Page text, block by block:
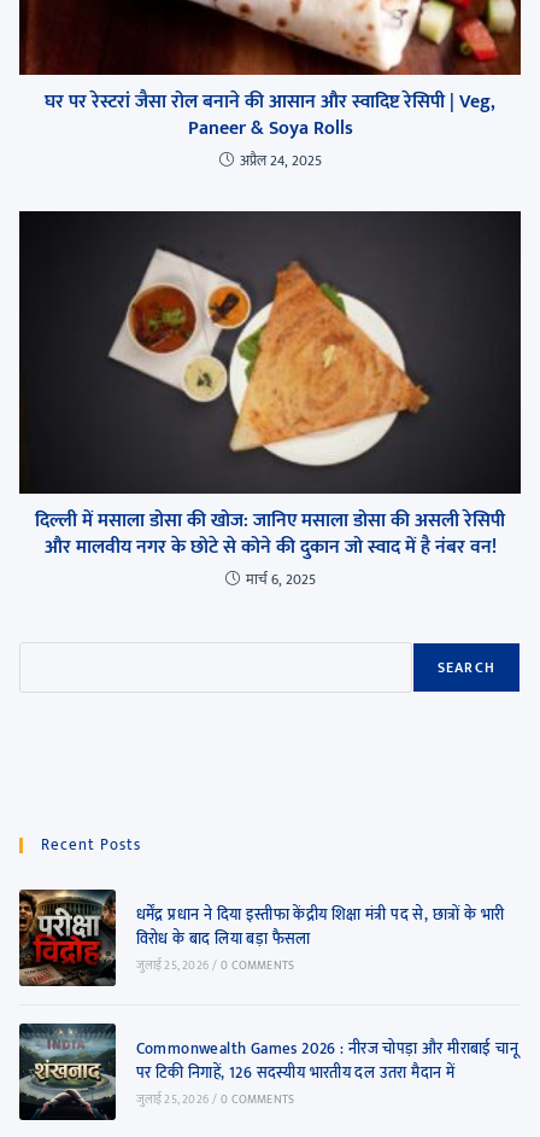
घर पर रेस्टरां जैसा रोल बनाने की आसान और स्वादिष्ट रेसिपी | Veg,
Paneer & Soya Rolls
अप्रैल 24, 2025
दिल्ली में मसाला डोसा की खोज: जानिए मसाला डोसा की असली रेसिपी
और मालवीय नगर के छोटे से कोने की दुकान जो स्वाद में है नंबर वन!
मार्च 6, 2025
SEARCH
Recent Posts
धर्मेंद्र प्रधान ने दिया इस्तीफा केंद्रीय शिक्षा मंत्री पद से, छात्रों के भारी
विरोध के बाद लिया बड़ा फैसला
जुलाई 25, 2026/0 COMMENTS
Commonwealth Games 2026 : नीरज चोपड़ा और मीराबाई चानू
पर टिकी निगाहें, 126 सदस्यीय भारतीय दल उतरा मैदान में
जुलाई 25, 2026/0 COMMENTS